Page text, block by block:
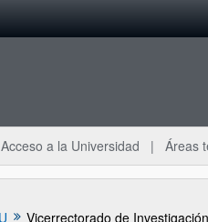
Acceso a la Universidad Áreas
Vicerrectorado de Investigación